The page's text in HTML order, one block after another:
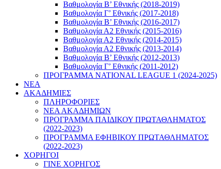
Βαθμολογία B’ Εθνικής (2018-2019)
Βαθμολογία Γ’ Εθνικής (2017-2018)
Βαθμολογία Β’ Εθνικής (2016-2017)
Βαθμολογία Α2 Εθνικής (2015-2016)
Βαθμολογία Α2 Εθνικής (2014-2015)
Βαθμολογία Α2 Εθνικής (2013-2014)
Βαθμολογία Β’ Εθνικής (2012-2013)
Βαθμολογία Γ’ Εθνικής (2011-2012)
ΠΡΟΓΡΑΜΜΑ NATIONAL LEAGUE 1 (2024-2025)
ΝΕΑ
ΑΚΑΔΗΜΙΕΣ
ΠΛΗΡΟΦΟΡΙΕΣ
ΝΕΑ ΑΚΑΔΗΜΙΩΝ
ΠΡΟΓΡΑΜΜΑ ΠΑΙΔΙΚΟΥ ΠΡΩΤΑΘΛΗΜΑΤΟΣ
(2022-2023)
ΠΡΟΓΡΑΜΜΑ ΕΦΗΒΙΚΟΥ ΠΡΩΤΑΘΛΗΜΑΤΟΣ
(2022-2023)
ΧΟΡΗΓΟΙ
ΓΙΝΕ ΧΟΡΗΓΟΣ